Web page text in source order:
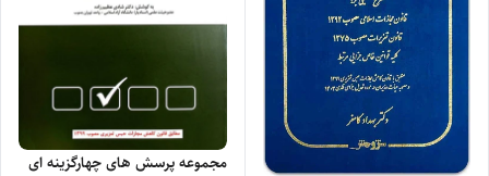
مجموعه پرسش های چهارگزینه ای